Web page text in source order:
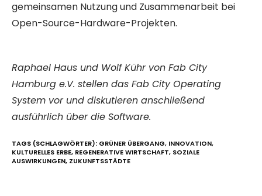
gemeinsamen Nutzung und Zusammenarbeit bei
Open-Source-Hardware-Projekten.
Raphael Haus und Wolf Kühr von Fab City
Hamburg e.V. stellen das Fab City Operating
System vor und diskutieren anschließend
ausführlich über die Software.
TAGS (SCHLAGWÖRTER): GRÜNER ÜBERGANG, INNOVATION,
KULTURELLES ERBE, REGENERATIVE WIRTSCHAFT, SOZIALE
AUSWIRKUNGEN, ZUKUNFTSSTÄDTE